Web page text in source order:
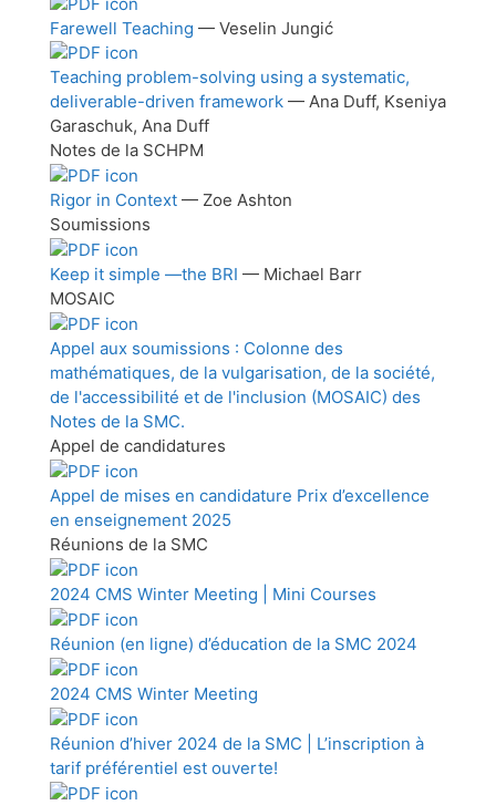
Farewell Teaching — Veselin Jungić
Teaching problem-solving using a systematic,
deliverable-driven framework — Ana Duff, Kseniya
Garaschuk, Ana Duff
Notes de la SCHPM
Rigor in Context — Zoe Ashton
Soumissions
Keep it simple —the BRI — Michael Barr
MOSAIC
Appel aux soumissions : Colonne des
mathématiques, de la vulgarisation, de la société,
de l'accessibilité et de l'inclusion (MOSAIC) des
Notes de la SMC.
Appel de candidatures
Appel de mises en candidature Prix d’excellence
en enseignement 2025
Réunions de la SMC
2024 CMS Winter Meeting | Mini Courses
Réunion (en ligne) d’éducation de la SMC 2024
2024 CMS Winter Meeting
Réunion d’hiver 2024 de la SMC | L’inscription à
tarif préférentiel est ouverte!